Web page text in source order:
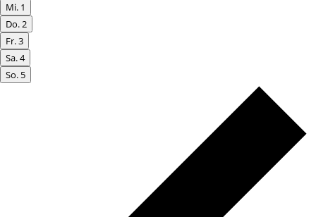
Mi. 1
Do.2
Fr.3
Sa.4
So. 5